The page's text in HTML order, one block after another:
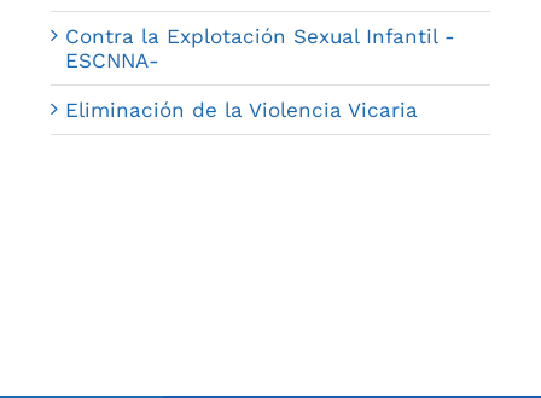
Contra la Explotación Sexual Infantil -
ESCNNA-
Eliminación de la Violencia Vicaria